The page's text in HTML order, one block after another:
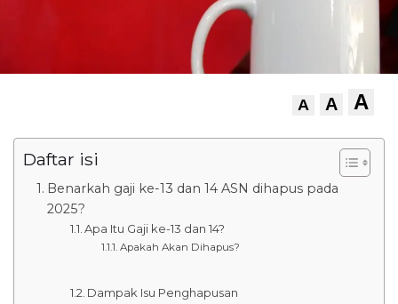
A A A
Daftar isi
Benarkah gaji ke-13 dan 14 ASN dihapus pada
2025?
Apa Itu Gaji ke-13 dan 14?
Apakah Akan Dihapus?
Dampak Isu Penghapusan